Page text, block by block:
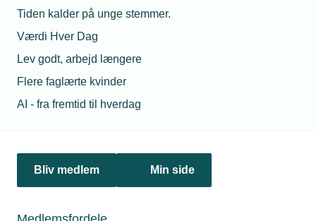
Tiden kalder på unge stemmer.
Værdi Hver Dag
Lev godt, arbejd længere
Flere faglærte kvinder
AI - fra fremtid til hverdag
Bliv medlem Min side
jura@tekniq.dk
tekniq@tekniq.dk